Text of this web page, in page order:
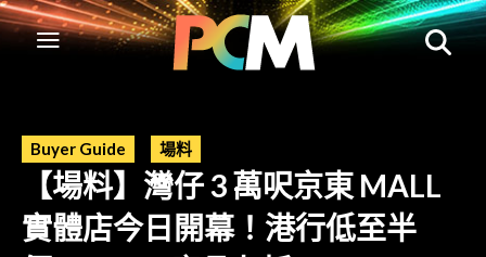
Buyer Guide 場料
【場料】灣仔 3 萬呎京東 MALL
實體店今日開幕！港行低至半